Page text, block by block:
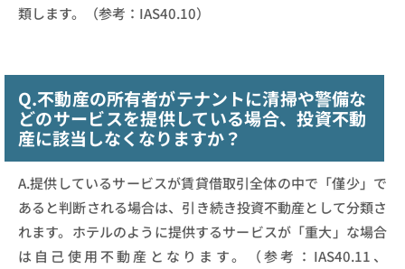
類します。（参考：IAS40.10）
Q.不動産の所有者がテナントに清掃や警備な
どのサービスを提供している場合、投資不動
産に該当しなくなりますか？
A.提供しているサービスが賃貸借取引全体の中で「僅少」で
あると判断される場合は、引き続き投資不動産として分類さ
れます。ホテルのように提供するサービスが「重大」な場合
は自己使用不動産となります。（参考：IAS40.11、